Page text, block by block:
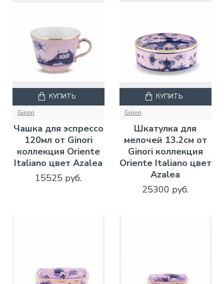
Ginori
Чашка для эспрессо
120мл от Ginori
коллекция Oriente
Italiano цвет Azalea
15525 руб.
КУПИТЬ
Ginori
Шкатулка для
мелочей 13.2см от
Ginori коллекция
Oriente Italiano цвет
Azalea
25300 руб.
КУПИТЬ